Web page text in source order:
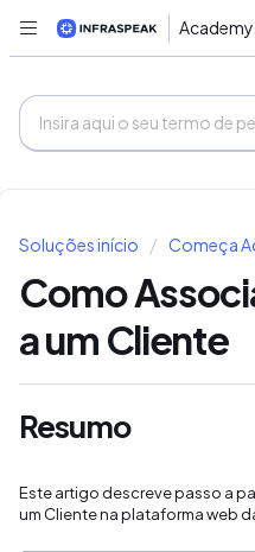
Academy
Soluções início Começa
Como
a um Cliente
Resumo
Este artigo descreve passo a
um Cliente na plataforma web